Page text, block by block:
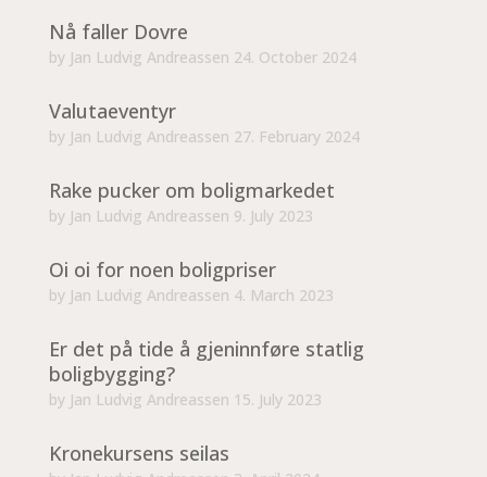
Nå faller Dovre
by Jan Ludvig Andreassen 24. October 2024
Valutaeventyr
by Jan Ludvig Andreassen 27. February 2024
Rake pucker om boligmarkedet
by Jan Ludvig Andreassen 9. July 2023
Oi oi for noen boligpriser
by Jan Ludvig Andreassen 4. March 2023
Er det på tide å gjeninnføre statlig
boligbygging?
by Jan Ludvig Andreassen 15. July 2023
Kronekursens seilas